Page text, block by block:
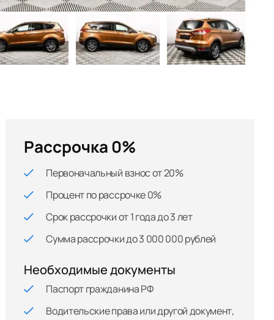
Рассрочка 0%
Первоначальный взнос от 20%
Процент по рассрочке 0%
Срок рассрочки от 1 года до 3 лет
Сумма рассрочки до 3 000 000 рублей
Необходимые документы
Паспорт гражданина РФ
Водительские права или другой документ,